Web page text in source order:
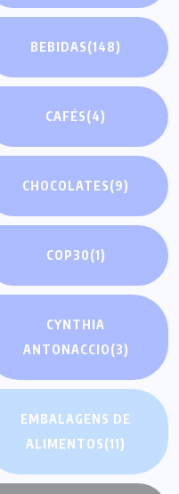
BEBIDAS(148)
CAFÉS(4)
CHOCOLATES(9)
COP30(1)
CYNTHIA
ANTONACCIO(3)
EMBALAGENS DE
ALIMENTOS(11)